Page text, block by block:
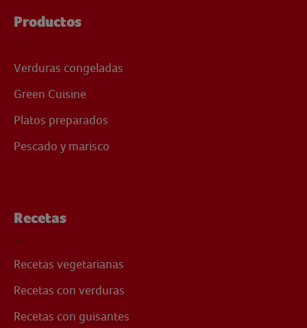
Productos
Verduras congeladas
Green Cuisine
Platos preparados
Pescado y marisco
Recetas
Recetas vegetarianas
Recetas con verduras
Recetas con guisantes